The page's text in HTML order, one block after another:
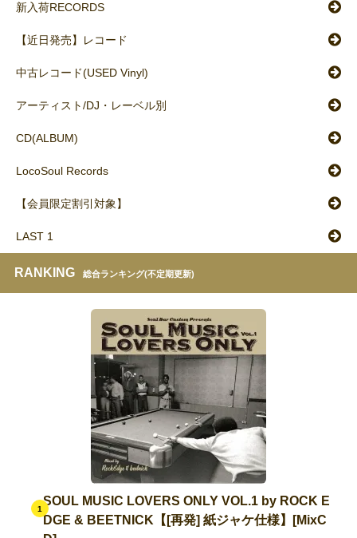
新入荷RECORDS
【近日発売】レコード
中古レコード(USED Vinyl)
アーティスト/DJ・レーベル別
CD(ALBUM)
LocoSoul Records
【会員限定割引対象】
LAST 1
RANKING 総合ランキング(不定期更新)
1
SOUL MUSIC LOVERS ONLY VOL.1 by ROCK E
DGE & BEETNICK【[再発] 紙ジャケ仕様】[MixC